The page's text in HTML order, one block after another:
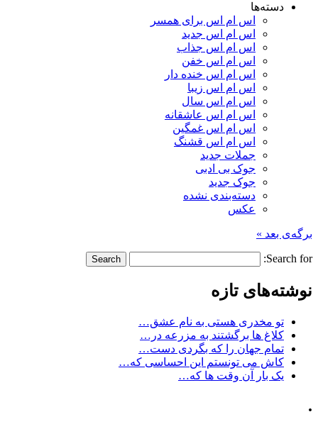
دسته‌ها
اس ام اس برای همسر
اس ام اس جدید
اس ام اس جذاب
اس ام اس خفن
اس ام اس خنده دار
اس ام اس زیبا
اس ام اس سال
اس ام اس عاشقانه
اس ام اس غمگین
اس ام اس قشنگ
جملات جدید
جوک بی ادبی
جوک جدید
دسته‌بندی نشده
عکس
برگه‌ی بعد »
Search for:
نوشته‌های تازه
تو مخدری هستی به نام عشق…
کلاغ ها برگشتند به مزرعه در…
تمام جهان را که بگردی دست…
کاش می تونستم این احساسی که…
یک بار آن وقت ها که…
.